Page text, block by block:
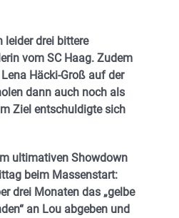
leider drei bittere
vom SC Haag. Zudem
Häcki-Groß auf der
dann auch noch als
Ziel entschuldigte sich
ultimativen Showdown
beim Massenstart:
drei Monaten das „gelbe
an Lou abgeben und